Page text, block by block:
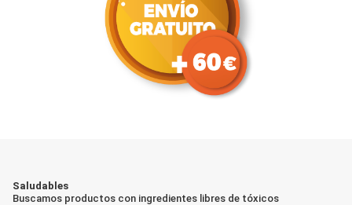
Saludables
Buscamos productos con ingredientes libres de tóxicos